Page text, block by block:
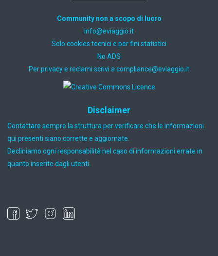
Community non a scopo di lucro
ti.oiggaive@ofni
Solo cookies tecnici e per fini statistici
No ADS
Per privacy e reclami scrivi a ti.oiggaive@ecnailpmoc
Disclaimer
Contattare sempre la struttura per verificare che le informazioni
qui presenti siano corrette e aggiornate.
Decliniamo ogni responsabilità nel caso di informazioni errate in
quanto inserite dagli utenti.